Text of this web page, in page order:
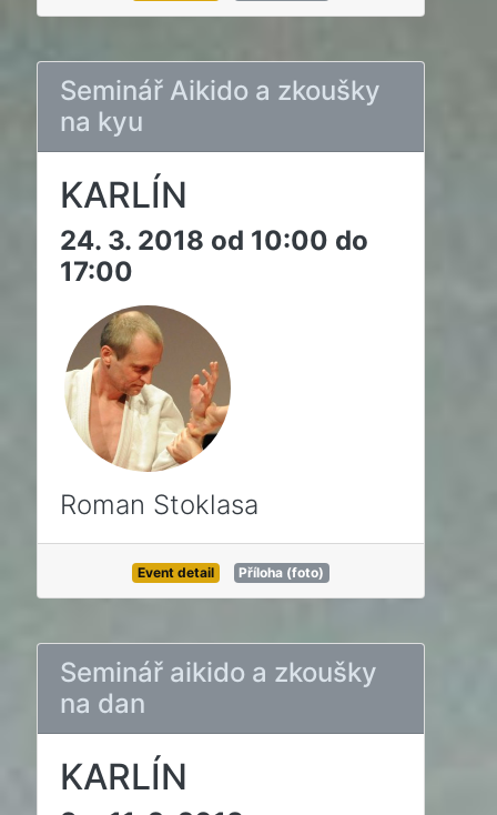
Seminář Aikido a zkoušky
na kyu
KARLÍN
24. 3. 2018 od 10:00 do
17:00
Roman Stoklasa
Event detail Příloha (foto)
Seminář aikido a zkoušky
na dan
KARLÍN